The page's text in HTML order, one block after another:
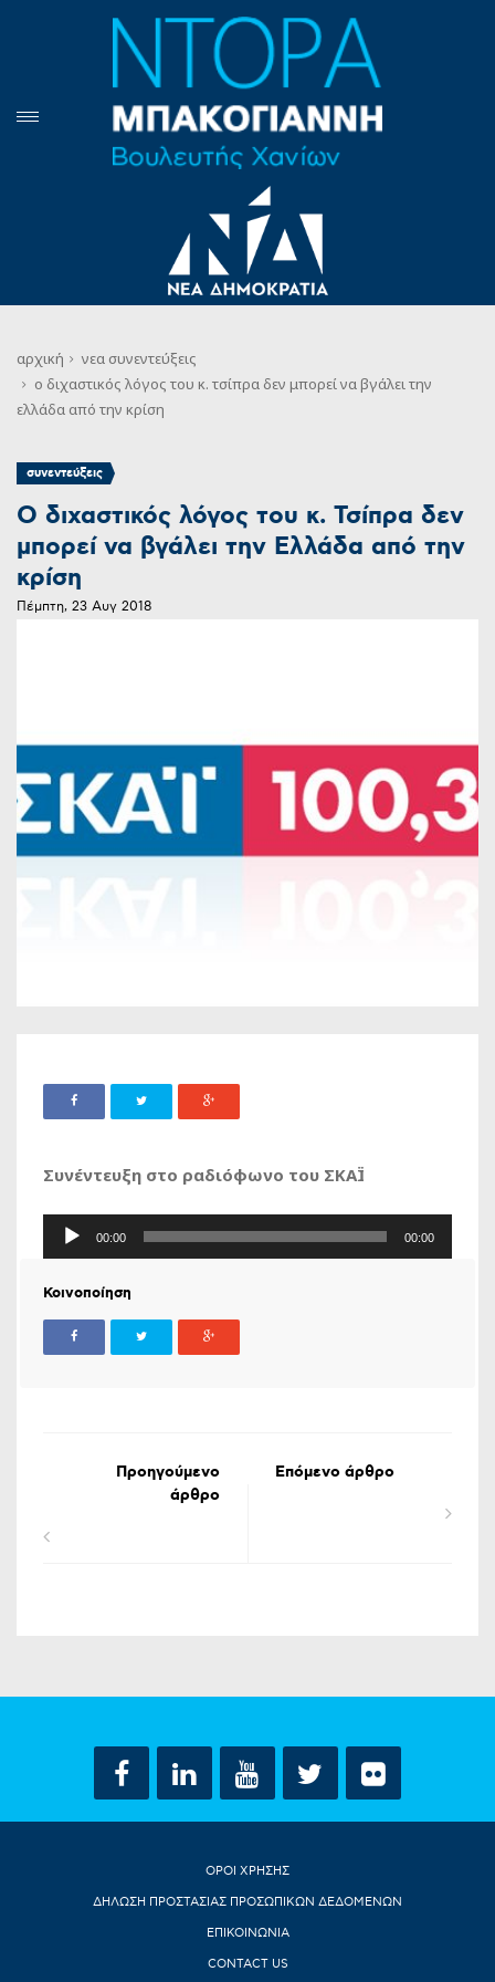
αρχική νεα συνεντεύξεις
ο διχαστικός λόγος του κ. τσίπρα δεν μπορεί να βγάλει την
ελλάδα από την κρίση
συνεντεύξεις
Ο διχαστικός λόγος του κ. Τσίπρα δεν
μπορεί να βγάλει την Ελλάδα από την
κρίση
Πέμπτη, 23 Αυγ 2018
Συνέντευξη στο ραδιόφωνο του ΣΚΑΪ
Πρόγραμμα
00:00 00:00
Κοινοποίηση
Προηγούμενο
άρθρο
Επόμενο άρθρο
ΟΡΟΙ ΧΡΗΣΗΣ
ΔΗΛΩΣΗ ΠΡΟΣΤΑΣΙΑΣ ΠΡΟΣΩΠΙΚΩΝ ΔΕΔΟΜΕΝΩΝ
ΕΠΙΚΟΙΝΩΝΙΑ
CONTACT US